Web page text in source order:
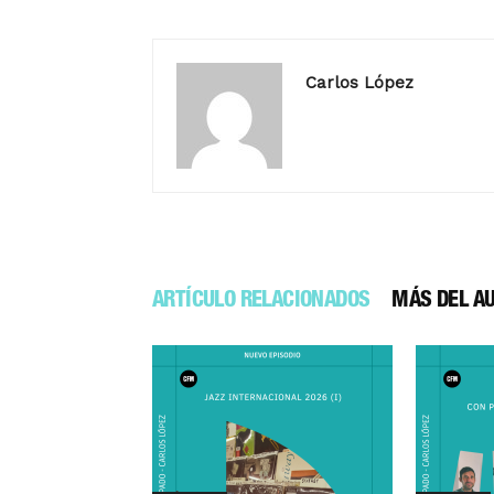
Carlos López
ARTÍCULO RELACIONADOS MÁS DEL